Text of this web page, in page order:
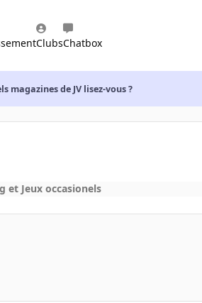
ClubsChatbox
magazines de JV lisez-vous ?
et Jeux occasionels